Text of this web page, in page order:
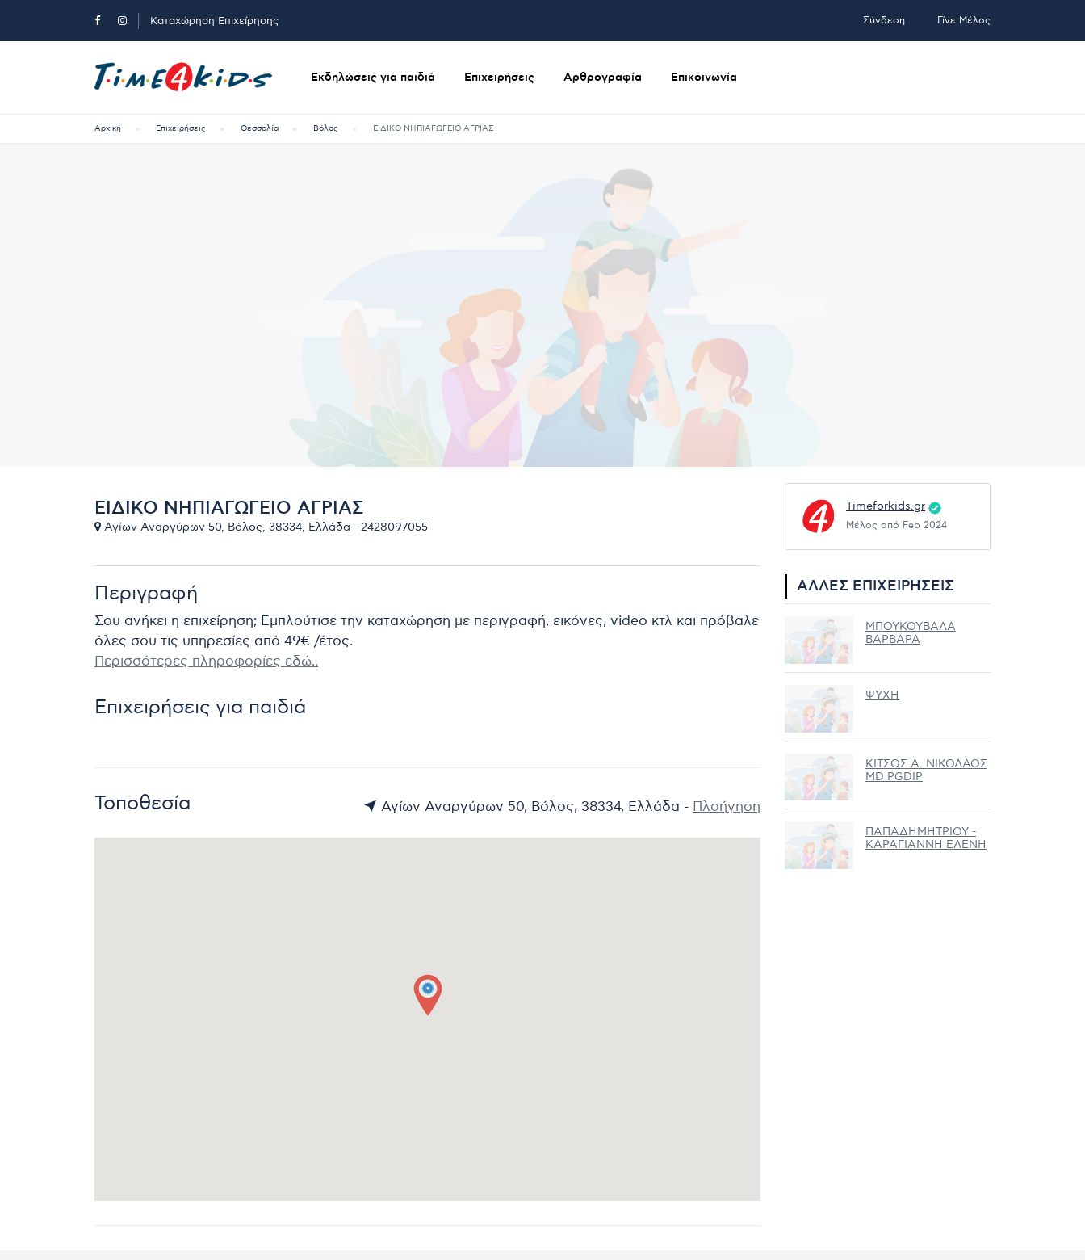
Καταχώρηση Επιχείρησης Σύνδεση Γίνε Μέλος
Εκδηλώσεις για παιδιά Επιχειρήσεις Αρθρογραφία Επικοινωνία
Αρχική Επιχειρήσεις Θεσσαλία Βόλος ΕΙΔΙΚΟ ΝΗΠΙΑΓΩΓΕΙΟ ΑΓΡΙΑΣ
ΕΙΔΙΚΟ ΝΗΠΙΑΓΩΓΕΙΟ ΑΓΡΙΑΣ
Αγίων Αναργύρων 50, Βόλος, 38334, Ελλάδα - 2428097055
Περιγραφή
Σου ανήκει η επιχείρηση; Εμπλούτισε την καταχώρηση με περιγραφή, εικόνες, video κτλ και πρόβαλε
όλες σου τις υπηρεσίες από 49€ /έτος.
Περισσότερες πληροφορίες εδώ..
Επιχειρήσεις για παιδιά
Τοποθεσία Αγίων Αναργύρων 50, Βόλος, 38334, Ελλάδα - Πλοήγηση
Timeforkids.gr
Μέλος από Feb 2024
ΆΛΛΕΣ ΕΠΙΧΕΙΡΉΣΕΙΣ
ΜΠΟΥΚΟΥΒΑΛΑ
ΒΑΡΒΑΡΑ
ΨΥΧΗ
ΚΙΤΣΟΣ Α. ΝΙΚΟΛΑΟΣ
MD PGDIP
ΠΑΠΑΔΗΜΗΤΡΙΟΥ -
ΚΑΡΑΓΙΑΝΝΗ ΕΛΕΝΗ